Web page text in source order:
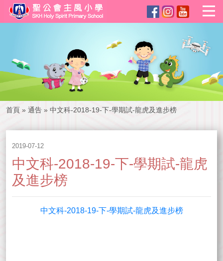
首頁 » 通告 » 中文科-2018-19-下-學期試-龍虎及進步榜
2019-07-12
中文科-2018-19-下-學期試-龍虎
及進步榜
中文科-2018-19-下-學期試-龍虎及進步榜